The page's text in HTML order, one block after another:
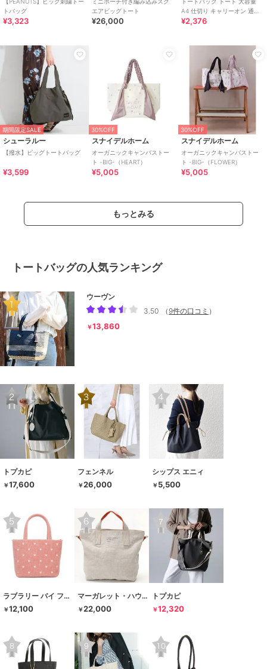
トバッグ
¥3,323
エアビッグトート
¥26,000
A4 仕切り キャリーオン 通学
フリル リボン ローズヒップ
¥2,376
期間限定SALE
シューラルー
【撥水】ビッグトートバッグ
¥3,599
30%OFF
スナイデルホーム
オーガニックキャンバストー
ト -BIG-（HEART）
¥5,005
30%OFF
スナイデルホーム
オーガニックキャンバストー
ト -BIG-（FLOWER）
¥5,005
もっとみる
トートバッグの人気ランキング
ウーヴン
3.50
（ 9件の口コミ ）
￥13,860
トプカピ
￥17,600
フェンネル
￥26,000
シップス エニィ
￥ 5,500
ラブラリー バイ フェイラー
￥12,100
マーガレット・ハウエル アイデア
￥22,000
トプカピ
￥12,320